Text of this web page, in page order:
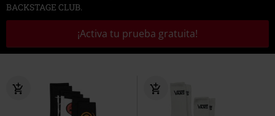
BACKSTAGE CLUB.
¡Activa tu prueba gratuita!